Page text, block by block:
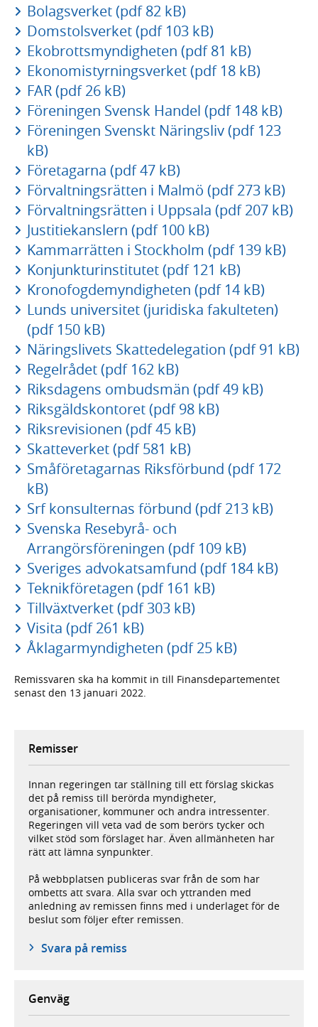
Bolagsverket (pdf 82 kB)
Domstolsverket (pdf 103 kB)
Ekobrottsmyndigheten (pdf 81 kB)
Ekonomistyrningsverket (pdf 18 kB)
FAR (pdf 26 kB)
Föreningen Svensk Handel (pdf 148 kB)
Föreningen Svenskt Näringsliv (pdf 123
kB)
Företagarna (pdf 47 kB)
Förvaltningsrätten i Malmö (pdf 273 kB)
Förvaltningsrätten i Uppsala (pdf 207 kB)
Justitiekanslern (pdf 100 kB)
Kammarrätten i Stockholm (pdf 139 kB)
Konjunkturinstitutet (pdf 121 kB)
Kronofogdemyndigheten (pdf 14 kB)
Lunds universitet (juridiska fakulteten)
(pdf 150 kB)
Näringslivets Skattedelegation (pdf 91 kB)
Regelrådet (pdf 162 kB)
Riksdagens ombudsmän (pdf 49 kB)
Riksgäldskontoret (pdf 98 kB)
Riksrevisionen (pdf 45 kB)
Skatteverket (pdf 581 kB)
Småföretagarnas Riksförbund (pdf 172
kB)
Srf konsulternas förbund (pdf 213 kB)
Svenska Resebyrå- och
Arrangörsföreningen (pdf 109 kB)
Sveriges advokatsamfund (pdf 184 kB)
Teknikföretagen (pdf 161 kB)
Tillväxtverket (pdf 303 kB)
Visita (pdf 261 kB)
Åklagarmyndigheten (pdf 25 kB)
Remissvaren ska ha kommit in till Finansdepartementet
senast den 13 januari 2022.
Remisser
Innan regeringen tar ställning till ett förslag skickas
det på remiss till berörda myndigheter,
organisationer, kommuner och andra intressenter.
Regeringen vill veta vad de som berörs tycker och
vilket stöd som förslaget har. Även allmänheten har
rätt att lämna synpunkter.
På webbplatsen publiceras svar från de som har
ombetts att svara. Alla svar och yttranden med
anledning av remissen finns med i underlaget för de
beslut som följer efter remissen.
Svara på remiss
Genväg